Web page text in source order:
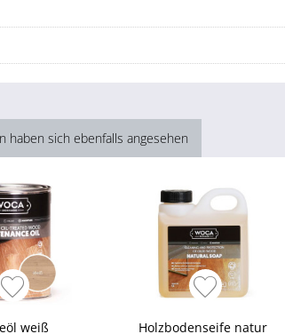
haben sich ebenfalls angesehen
weiß Holzbodenseife natur